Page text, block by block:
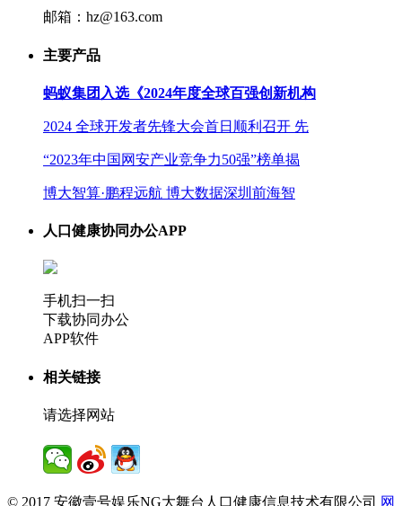
邮箱：hz@163.com
主要产品
蚂蚁集团入选《2024年度全球百强创新机构
2024 全球开发者先锋大会首日顺利召开 先
“2023年中国网安产业竞争力50强”榜单揭
博大智算·鹏程远航 博大数据深圳前海智
人口健康协同办公APP
手机扫一扫
下载协同办公
APP软件
相关链接
请选择网站
© 2017 安徽壹号娱乐NG大舞台人口健康信息技术有限公司 网